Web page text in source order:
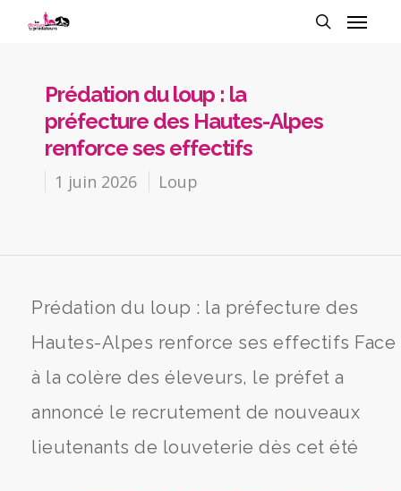
Prédation du loup : la
préfecture des Hautes-Alpes
renforce ses effectifs
1 juin 2026 Loup
Prédation du loup : la préfecture des
Hautes-Alpes renforce ses effectifs Face
à la colère des éleveurs, le préfet a
annoncé le recrutement de nouveaux
lieutenants de louveterie dès cet été